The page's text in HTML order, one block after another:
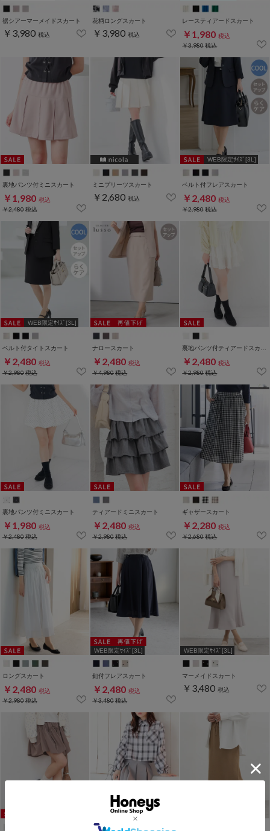
裾シアーマーメイドスカート
￥3,980 税込
花柄ロングスカート
￥3,980 税込
レースティアードスカート
￥1,980 税込
￥3,980税込
裏地パンツ付ミニスカート
￥1,980 税込
￥2,480税込
ミニプリーツスカート
￥2,680 税込
WEB限定ｻｲｽﾞ[3L]
ベルト付フレアスカート
￥2,480 税込
￥2,980税込
WEB限定ｻｲｽﾞ[3L]
ベルト付タイトスカート
￥2,480 税込
￥2,980税込
ナロースカート
￥2,480 税込
￥4,980税込
裏地パンツ付ティアードスカート
￥2,480 税込
￥2,980税込
裏地パンツ付ミニスカート
￥1,980 税込
￥2,480税込
ティアードミニスカート
￥2,480 税込
￥2,980税込
ギャザースカート
￥2,280 税込
￥2,680税込
ロングスカート
￥2,480 税込
￥2,980税込
WEB限定ｻｲｽﾞ[3L]
釦付フレアスカート
￥2,480 税込
￥3,480税込
WEB限定ｻｲｽﾞ[3L]
マーメイドスカート
￥3,480 税込